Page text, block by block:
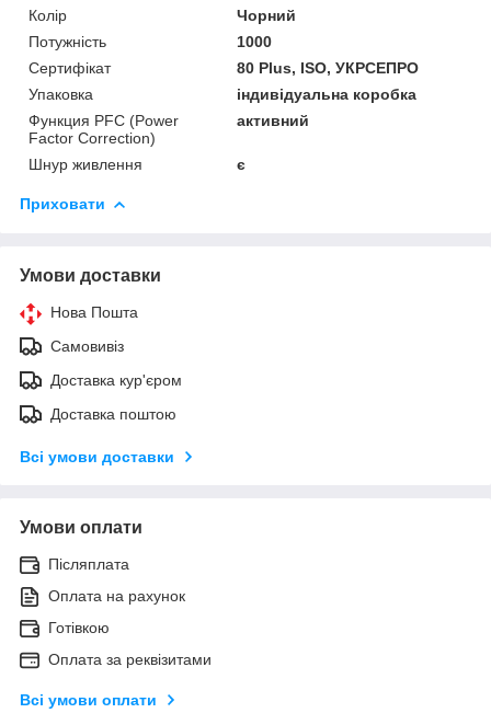
Колір
Чорний
Потужність
1000
Сертифікат
80 Plus, ISO, УКРСЕПРО
Упаковка
індивідуальна коробка
Функция PFC (Power
Factor Correction)
активний
Шнур живлення є
Приховати
Умови доставки
Нова Пошта
Самовивіз
Доставка кур'єром
Доставка поштою
Всі умови доставки
Умови оплати
Післяплата
Оплата на рахунок
Готівкою
Оплата за реквізитами
Всі умови оплати